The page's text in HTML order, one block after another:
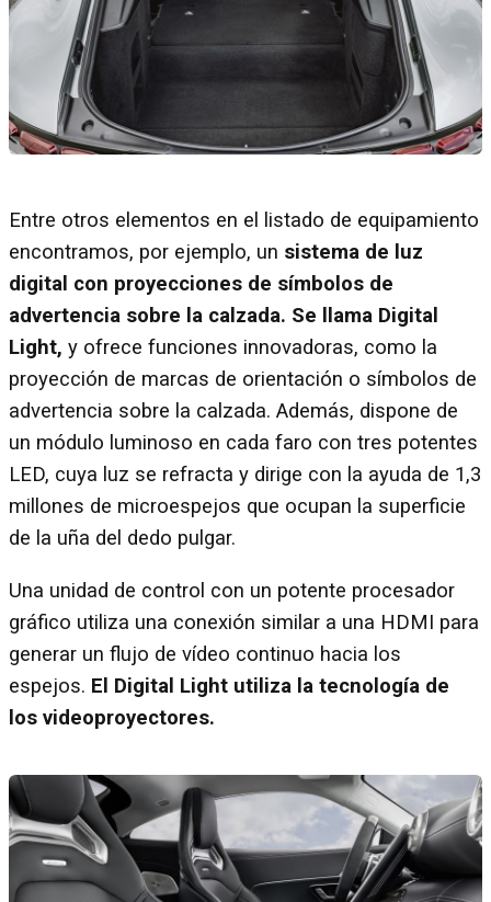
Entre otros elementos en el listado de equipamiento
encontramos, por ejemplo, un sistema de luz
digital con proyecciones de símbolos de
advertencia sobre la calzada. Se llama Digital
Light, y ofrece funciones innovadoras, como la
proyección de marcas de orientación o símbolos de
advertencia sobre la calzada. Además, dispone de
un módulo luminoso en cada faro con tres potentes
LED, cuya luz se refracta y dirige con la ayuda de 1,3
millones de microespejos que ocupan la superficie
de la uña del dedo pulgar.
Una unidad de control con un potente procesador
gráfico utiliza una conexión similar a una HDMI para
generar un flujo de vídeo continuo hacia los
espejos. El Digital Light utiliza la tecnología de
los videoproyectores.